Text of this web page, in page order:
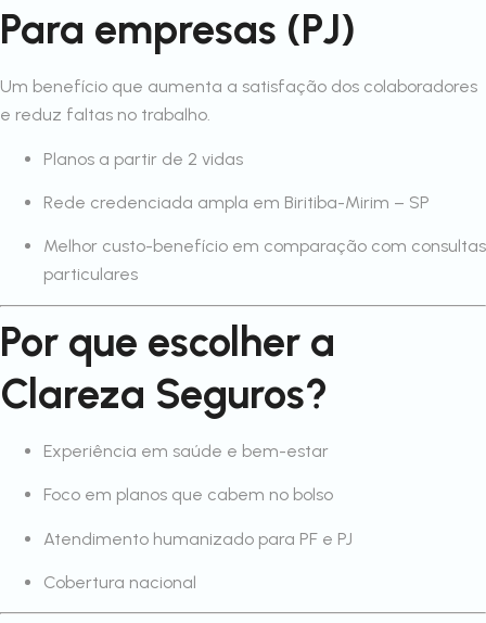
Para empresas (PJ)
Um benefício que aumenta a satisfação dos colaboradores
e reduz faltas no trabalho.
Planos a partir de 2 vidas
Rede credenciada ampla em Biritiba-Mirim – SP
Melhor custo-benefício em comparação com consultas
particulares
Por que escolher a
Clareza Seguros?
Experiência em saúde e bem-estar
Foco em planos que cabem no bolso
Atendimento humanizado para PF e PJ
Cobertura nacional